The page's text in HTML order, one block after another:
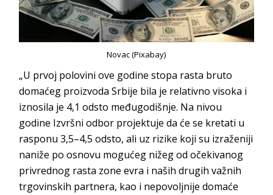
Novac (Pixabay)
„U prvoj polovini ove godine stopa rasta bruto
domaćeg proizvoda Srbije bila je relativno visoka i
iznosila je 4,1 odsto međugodišnje. Na nivou
godine Izvršni odbor projektuje da će se kretati u
rasponu 3,5–4,5 odsto, ali uz rizike koji su izraženiji
naniže po osnovu mogućeg nižeg od očekivanog
privrednog rasta zone evra i naših drugih važnih
trgovinskih partnera, kao i nepovoljnije domaće